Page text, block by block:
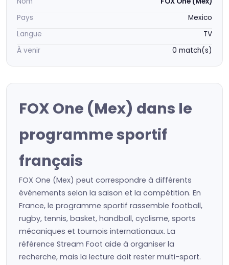
Pays
Mexico
Langue
TV
À venir
0 match(s)
FOX One (Mex) dans le
programme sportif
français
FOX One (Mex) peut correspondre à différents
événements selon la saison et la compétition. En
France, le programme sportif rassemble football,
rugby, tennis, basket, handball, cyclisme, sports
mécaniques et tournois internationaux. La
référence Stream Foot aide à organiser la
recherche, mais la lecture doit rester multi-sport.